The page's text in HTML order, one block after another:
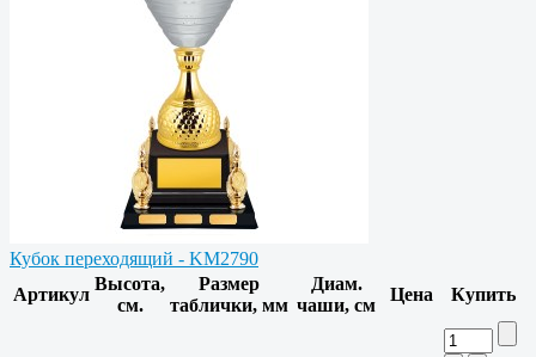
Кубок переходящий - KM2790
Артикул
Высота,
см.
Размер
таблички, мм
Диам.
чаши, см
Цена Купить